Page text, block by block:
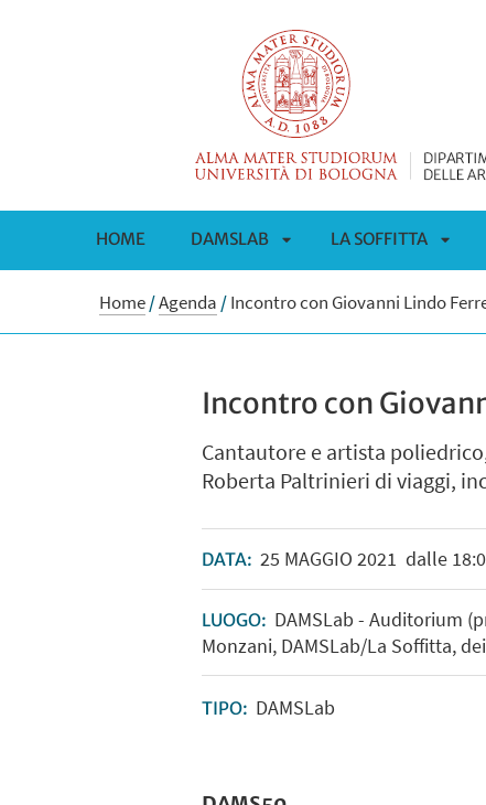
HOME DAMSLAB
APRI
LA SOFFITTA
APRI
Home/Agenda /Incontro con Giovanni Lindo
Incontro con
Cantautore e artista
Roberta Paltrinieri di viaggi,
DATA: 25 MAGGIO 2021 dalle
LUOGO: DAMSLab - Auditorium
Monzani, DAMSLab/La Soffitta,
TIPO: DAMSLab